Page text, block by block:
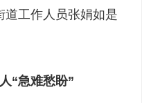
道工作人员张娟如是
“急难愁盼”